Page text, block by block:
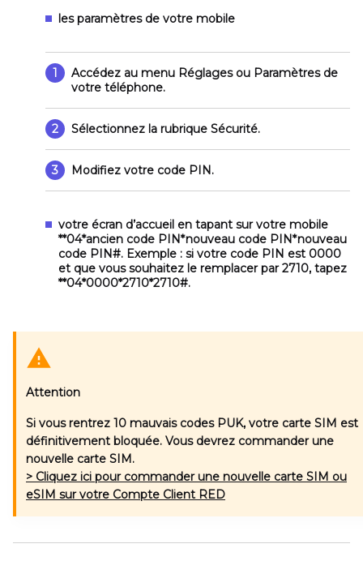
les paramètres de votre mobile
1 Accédez au menu Réglagesou Paramètresde
votre téléphone.
2 Sélectionnez la rubrique Sécurité.
3 Modifiez votre code PIN.
votre écran d’accueil en tapant sur votre mobile
**04*ancien code PIN*nouveau code PIN*nouveau
code PIN#. Exemple : si votre code PIN est 0000
et que vous souhaitez le remplacer par 2710, tapez
**04*0000*2710*2710#.
Attention
Si vous rentrez 10 mauvais codes PUK, votre carte SIM est
définitivement bloquée. Vous devrez commander une
nouvelle carte SIM.
> Cliquez ici pour commander une nouvelle carte SIM ou
eSIM sur votre Compte Client RED